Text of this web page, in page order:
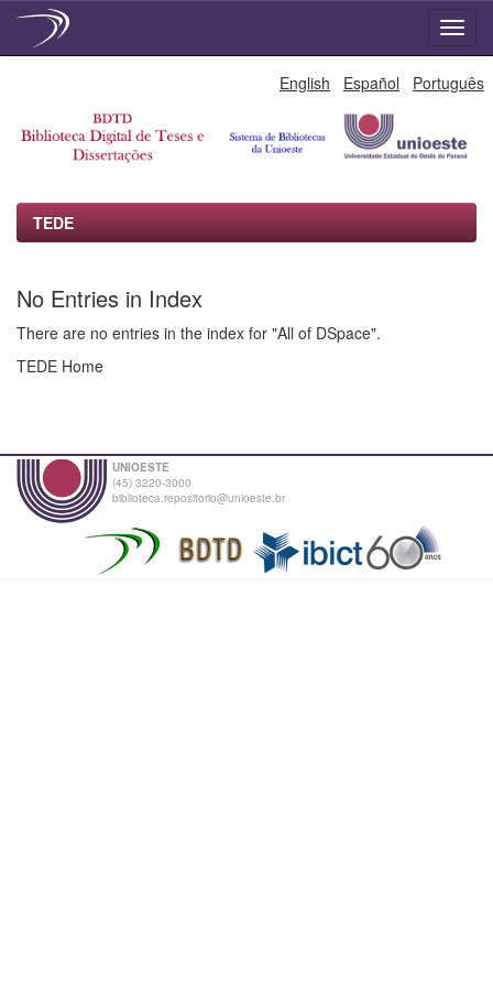
English Español Português
TEDE
No Entries in Index
There are no entries in the index for "All of DSpace".
TEDE Home
UNIOESTE
(45) 3220-3000
biblioteca.repositorio@unioeste.br